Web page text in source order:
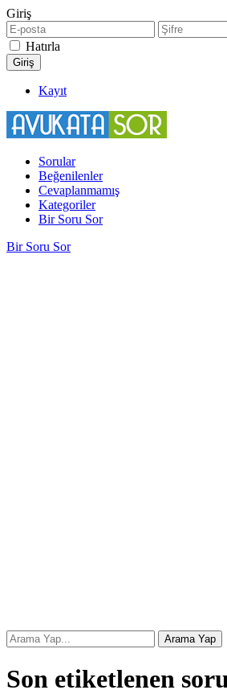
Giriş
Hatırla
Kayıt
Sorular
Beğenilenler
Cevaplanmamış
Kategoriler
Bir Soru Sor
Bir Soru Sor
Son etiketlenen